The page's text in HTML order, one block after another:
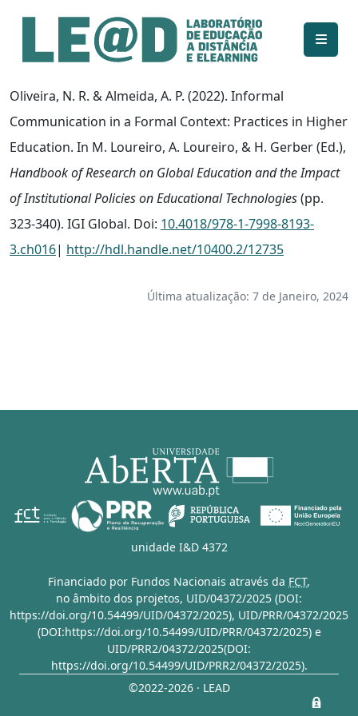
Ir para o conteúdo principal
Informações de acessibilidade
Mapa do site
Oliveira, N. R. & Almeida, A. P. (2022). Informal
Communication in a Formal Context: Practices in Higher
Education. In M. Loureiro, A. Loureiro, & H. Gerber (Ed.),
Handbook of Research on Global Education and the Impact
of Institutional Policies on Educational Technologies(pp.
323-340). IGI Global. Doi: 10.4018/978-1-7998-8193-
3.ch016| http://hdl.handle.net/10400.2/12735
Última atualização: 7 de Janeiro, 2024
unidade I&D 4372
Financiado por Fundos Nacionais através da FCT,
no âmbito dos projetos, UID/04372/2025 (DOI:
https://doi.org/10.54499/UID/04372/2025), UID/PRR/04372/2025
(DOI:https://doi.org/10.54499/UID/PRR/04372/2025)e
UID/PRR2/04372/2025(DOI:
https://doi.org/10.54499/UID/PRR2/04372/2025).
©2022-2026 · LEAD